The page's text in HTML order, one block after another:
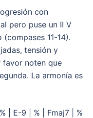
con
pero puse un II V
11-14).
tensión y
favor noten que
La armonía es
| E-9 | % | Fmaj7 | %